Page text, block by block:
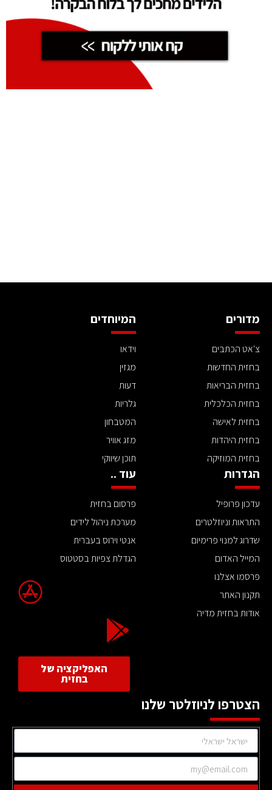
מדורים
צ'אט הכתבים
בחזית החדשות
בחזית הבריאות
בחזית הכלכלית
בחזית לאישה
בחזית היהדות
בחזית המוזיקה
המיוחדים
וידאו
מגזין
דעות
גלריות
המטבחון
מזג אוויר
תוכן שיווקי
הגדרות
עדכון פרופיל
התראות וניוזלטרים
שדרוג למנוי פרימיום
המייל האדום
פרסמו אצלנו
תקנון האתר
אודות בחזית מדיה
עוד ..
פרסום בחזית
מערכת ניהול לידים
אנטי וירוס בעברית
הגדלת צפיות בסטטוס
האפליקציה של
בחזית
הצטרפו לניוזלטר שלנו